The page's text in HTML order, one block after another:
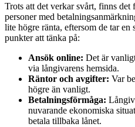
Trots att det verkar svårt, finns
personer med
lite högre ränta, eftersom de tar
punkter att tänka på:
Ansök online: Det är
via långivarens hemsida.
Räntor och avgifter: Var
högre än vanligt.
Betalningsförmåga:
nuvarande ekonomiska
betala tillbaka lånet.